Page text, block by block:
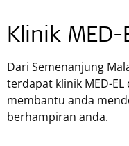
Klinik MED-
Dari Semenanjung
terdapat klinik MED-
membantu anda
berhampiran anda.